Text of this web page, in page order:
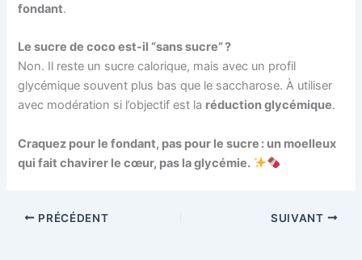
fondant.
Le sucre de coco est-il “sans sucre” ?
Non. Il reste un sucre calorique, mais avec un profil
glycémique souvent plus bas que le saccharose. À utiliser
avec modération si l’objectif est la réduction glycémique.
Craquez pour le fondant, pas pour le sucre : un moelleux
qui fait chavirer le cœur, pas la glycémie.
PRÉCÉDENT SUIVANT